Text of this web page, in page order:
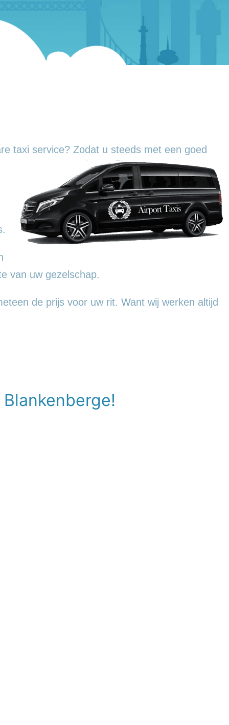
taxi service? Zodat u steeds met een goed
van uw gezelschap.
de prijs voor uw rit. Want wij werken altijd